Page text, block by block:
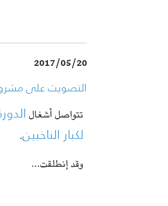
2017/05/20
التصويت على
تتواصل أشغال
لكبار الناخبين.
وقد إنطلقت…